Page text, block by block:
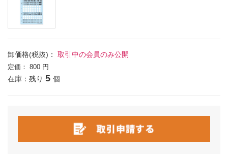
卸価格(税抜)： 取引中の会員のみ公開
定価： 800 円
在庫：残り 5 個